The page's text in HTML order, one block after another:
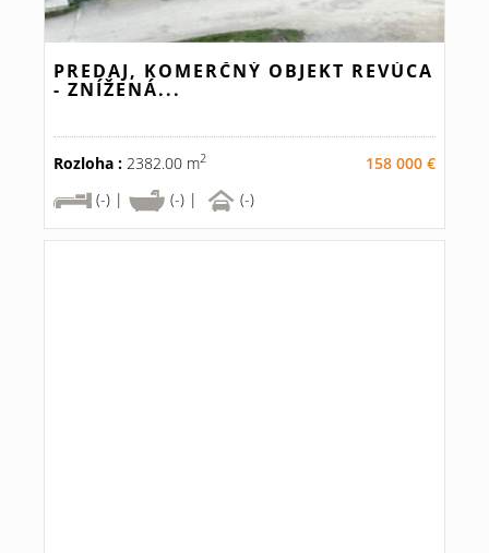
PREDAJ, KOMERČNÝ OBJEKT REVÚCA
- ZNÍŽENÁ...
Rozloha : 2382.00 m2
158 000 €
(-) |
(-) | (-)